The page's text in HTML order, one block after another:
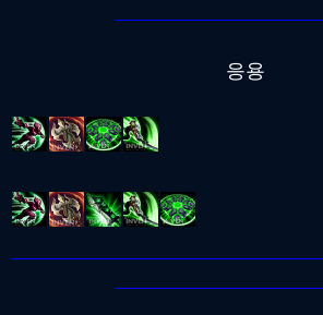
응용